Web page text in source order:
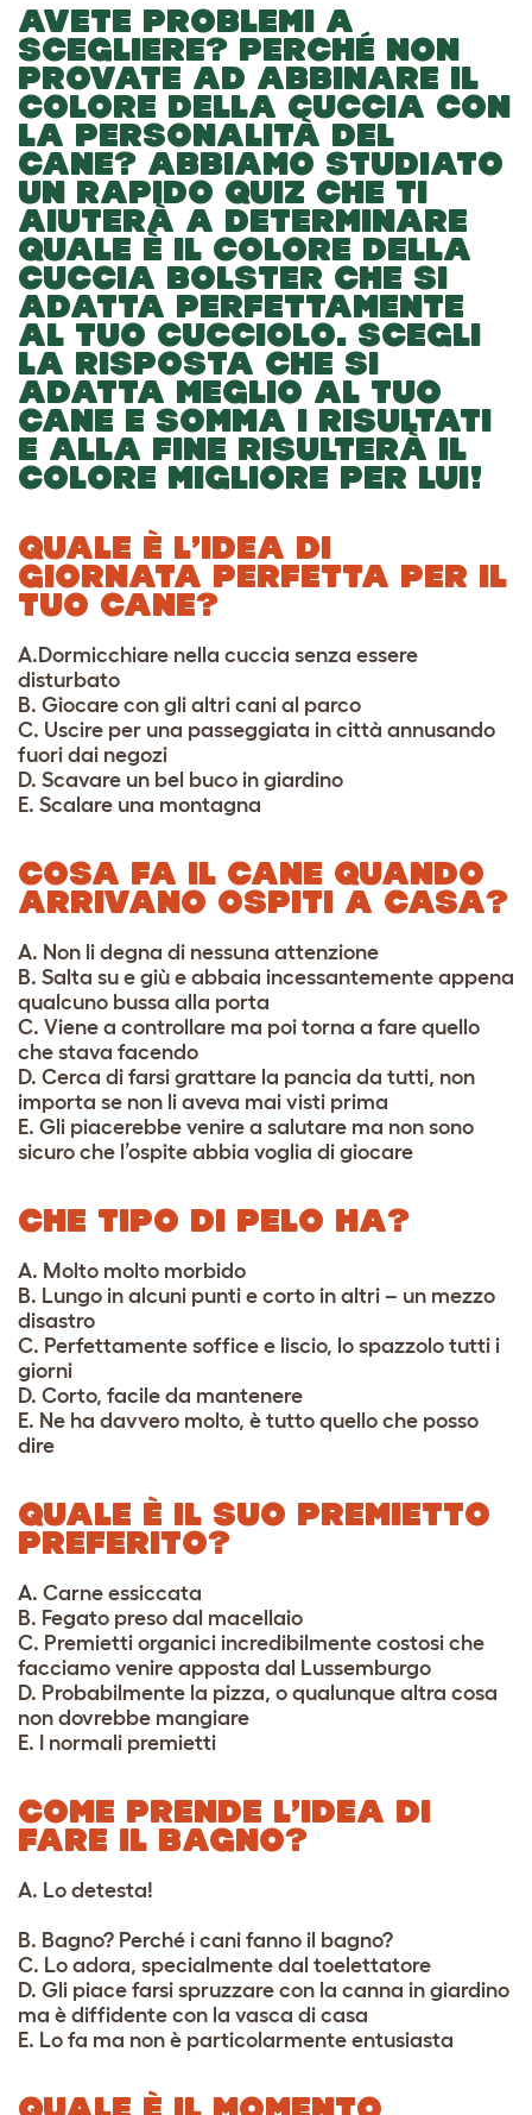
AVETE PROBLEMI A
SCEGLIERE? PERCHÉ NON
PROVATE AD ABBINARE IL
COLORE DELLA CUCCIA CON
LA PERSONALITÀ DEL
CANE? ABBIAMO STUDIATO
UN RAPIDO QUIZ CHE TI
AIUTERÀ A DETERMINARE
QUALE È IL COLORE DELLA
CUCCIA BOLSTER CHE SI
ADATTA PERFETTAMENTE
AL TUO CUCCIOLO. SCEGLI
LA RISPOSTA CHE SI
ADATTA MEGLIO AL TUO
CANE E SOMMA I RISULTATI
E ALLA FINE RISULTERÀ IL
COLORE MIGLIORE PER LUI!
QUALE È L’IDEA DI
GIORNATA PERFETTA PER IL
TUO CANE?
A.Dormicchiare nella cuccia senza essere
disturbato
B. Giocare con gli altri cani al parco
C. Uscire per una passeggiata in città annusando
fuori dai negozi
D. Scavare un bel buco in giardino
E. Scalare una montagna
COSA FA IL CANE QUANDO
ARRIVANO OSPITI A CASA?
A. Non li degna di nessuna attenzione
B. Salta su e giù e abbaia incessantemente appena
qualcuno bussa alla porta
C. Viene a controllare ma poi torna a fare quello
che stava facendo
D. Cerca di farsi grattare la pancia da tutti, non
importa se non li aveva mai visti prima
E. Gli piacerebbe venire a salutare ma non sono
sicuro che l’ospite abbia voglia di giocare
CHE TIPO DI PELO HA?
A. Molto molto morbido
B. Lungo in alcuni punti e corto in altri – un mezzo
disastro
C. Perfettamente soffice e liscio, lo spazzolo tutti i
giorni
D. Corto, facile da mantenere
E. Ne ha davvero molto, è tutto quello che posso
dire
QUALE È IL SUO PREMIETTO
PREFERITO?
A. Carne essiccata
B. Fegato preso dal macellaio
C. Premietti organici incredibilmente costosi che
facciamo venire apposta dal Lussemburgo
D. Probabilmente la pizza, o qualunque altra cosa
non dovrebbe mangiare
E. I normali premietti
COME PRENDE L’IDEA DI
FARE IL BAGNO?
A. Lo detesta!
B. Bagno? Perché i cani fanno il bagno?
C. Lo adora, specialmente dal toelettatore
D. Gli piace farsi spruzzare con la canna in giardino
ma è diffidente con la vasca di casa
E. Lo fa ma non è particolarmente entusiasta